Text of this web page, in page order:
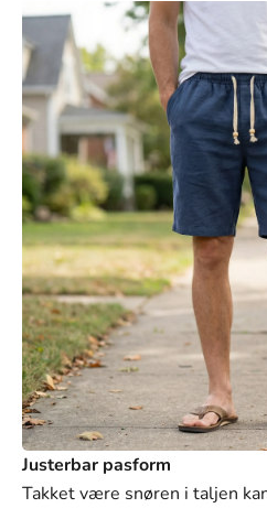
2XL (34-35)
3XL (36-38)
4XL (39-40)
5XL (42-44)
Justerbar pasform
Takket være snøren i taljen